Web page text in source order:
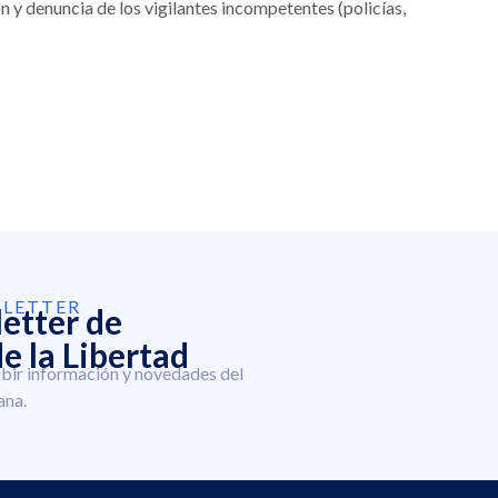
y denuncia de los vigilantes incompetentes (policías,
de
la Libertad
información y novedades del